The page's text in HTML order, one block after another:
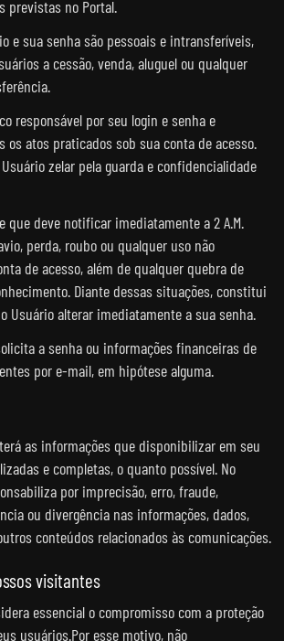
previstas no Portal.
e sua senha são pessoais e intransferíveis,
a cessão, venda, aluguel ou qualquer
responsável por seu login e senha e
os atos praticados sob sua conta de acesso.
zelar pela guarda e confidencialidade
que deve notificar imediatamente a 2 A.M.
perda, roubo ou qualquer uso não
de acesso, além de qualquer quebra de
Diante dessas situações, constitui
Usuário alterar imediatamente a sua senha.
solicita a senha ou informações financeiras de
por e-mail, em hipótese alguma.
as informações que disponibilizar em seu
e completas, o quanto possível. No
por imprecisão, erro, fraude,
ou divergência nas informações, dados,
conteúdos relacionados às comunicações.
visitantes
essencial o compromisso com a proteção
usuários.Por esse motivo, não